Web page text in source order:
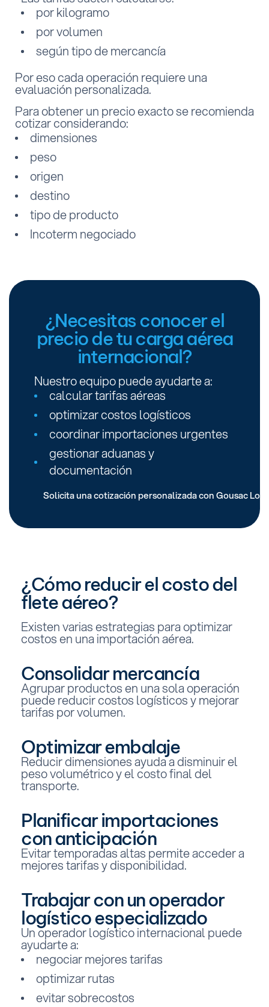
por kilogramo
por volumen
según tipo de mercancía
Por eso cada operación requiere una
evaluación personalizada.
Para obtener un precio exacto se recomienda
cotizar considerando:
dimensiones
peso
origen
destino
tipo de producto
Incoterm negociado
¿Necesitas conocer el
precio de tu carga aérea
internacional?
Nuestro equipo puede ayudarte a:
calcular tarifas aéreas
optimizar costos logísticos
coordinar importaciones urgentes
gestionar aduanas y
documentación
Solicita una cotización personalizada con Gousac
¿Cómo reducir el costo del
flete aéreo?
Existen varias estrategias para optimizar
costos en una importación aérea.
Consolidar mercancía
Agrupar productos en una sola operación
puede reducir costos logísticos y mejorar
tarifas por volumen.
Optimizar embalaje
Reducir dimensiones ayuda a disminuir el
peso volumétrico y el costo final del
transporte.
Planificar importaciones
con anticipación
Evitar temporadas altas permite acceder a
mejores tarifas y disponibilidad.
Trabajar con un operador
logístico especializado
Un operador logístico internacional puede
ayudarte a:
negociar mejores tarifas
optimizar rutas
evitar sobrecostos